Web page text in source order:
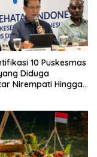
10 Puskesmas
Diduga
Nirempati Hingga